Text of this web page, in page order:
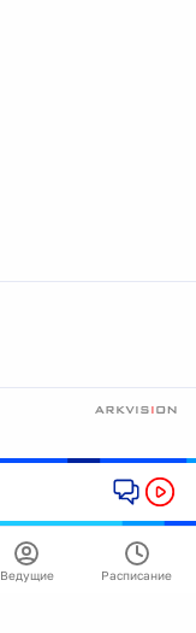
Ведущие Расписание